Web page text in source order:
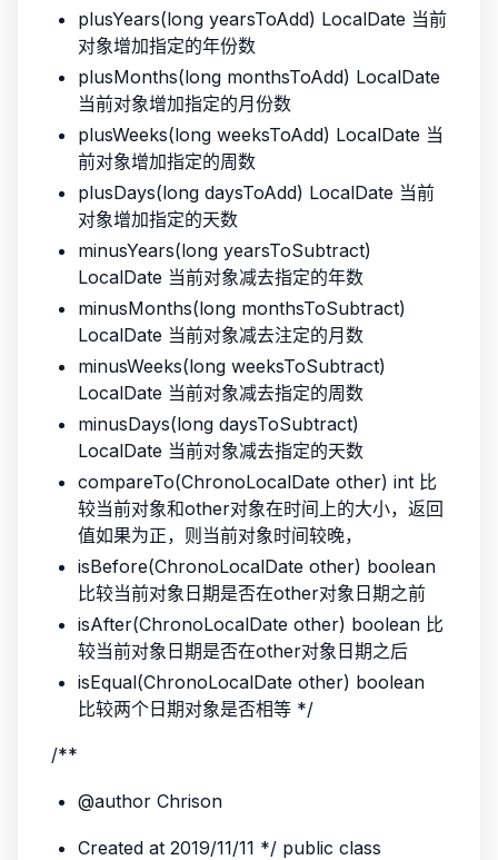
plusYears(long yearsToAdd) LocalDate 当前
对象增加指定的年份数
plusMonths(long monthsToAdd) LocalDate
当前对象增加指定的月份数
plusWeeks(long weeksToAdd) LocalDate 当
前对象增加指定的周数
plusDays(long daysToAdd) LocalDate 当前
对象增加指定的天数
minusYears(long yearsToSubtract)
LocalDate 当前对象减去指定的年数
minusMonths(long monthsToSubtract)
LocalDate 当前对象减去注定的月数
minusWeeks(long weeksToSubtract)
LocalDate 当前对象减去指定的周数
minusDays(long daysToSubtract)
LocalDate 当前对象减去指定的天数
compareTo(ChronoLocalDate other) int 比
较当前对象和other对象在时间上的大小，返回
值如果为正，则当前对象时间较晚，
isBefore(ChronoLocalDate other) boolean
比较当前对象日期是否在other对象日期之前
isAfter(ChronoLocalDate other) boolean 比
较当前对象日期是否在other对象日期之后
isEqual(ChronoLocalDate other) boolean
比较两个日期对象是否相等 */
/**
@author Chrison
Created at 2019/11/11 */ public class